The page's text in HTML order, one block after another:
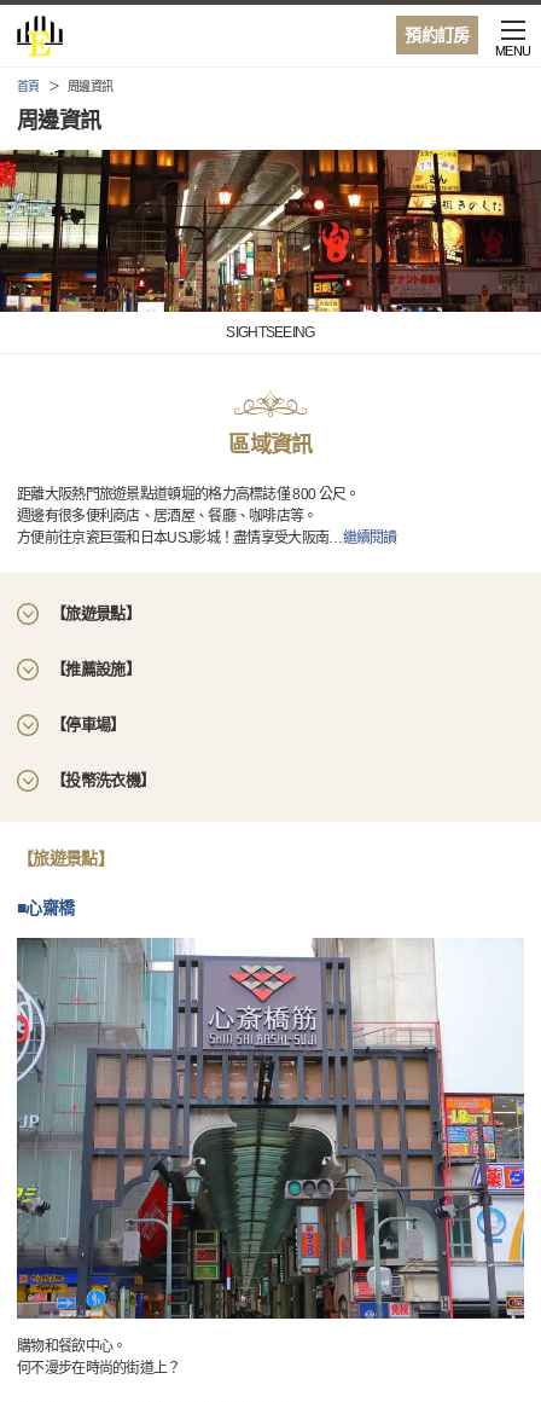
預約訂房
MENU
首頁 周邊資訊
周邊資訊
SIGHTSEEING
區域資訊
距離大阪熱門旅遊景點道頓堀的格力高標誌僅 800 公尺。
週邊有很多便利商店、居酒屋、餐廳、咖啡店等。
方便前往京瓷巨蛋和日本USJ影城！盡情享受大阪南…繼續閱讀
【旅遊景點】
【推薦設施】
【停車場】
【投幣洗衣機】
【旅遊景點】
■心齋橋
購物和餐飲中心。
何不漫步在時尚的街道上？